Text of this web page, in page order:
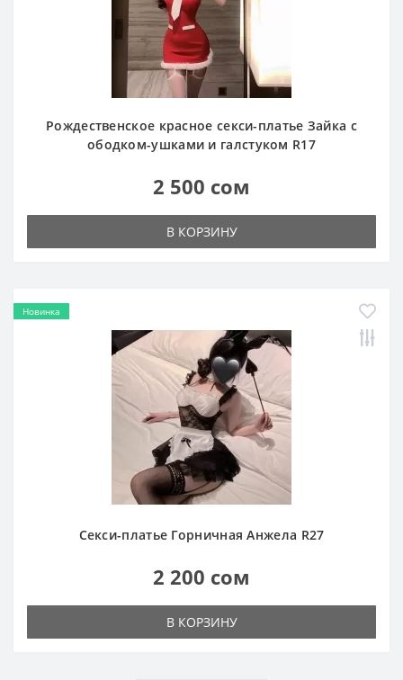
Рождественское красное секси-платье Зайка с
ободком-ушками и галстуком R17
2 500 сом
В КОРЗИНУ
Новинка
Секси-платье Горничная Анжела R27
2 200 сом
В КОРЗИНУ